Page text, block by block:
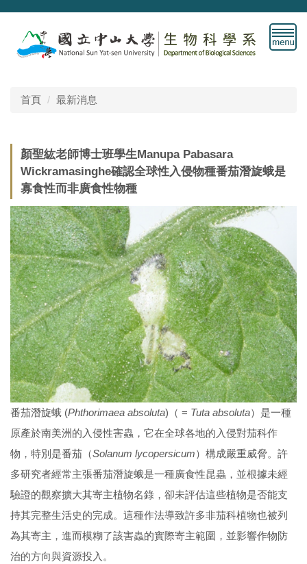
跳
首頁 最新消息
顏聖紘老師博士班學生Manupa Pabasara
Wickramasinghe確認全球性入侵物種番茄潛旋蛾是
寡食性而非廣食性物種
番茄潛旋蛾 (Phthorimaea absoluta)（ = Tuta absoluta）是一種
原產於南美洲的入侵性害蟲，它在全球各地的入侵對茄科作
物，特別是番茄（Solanum lycopersicum）構成嚴重威脅。許
多研究者經常主張番茄潛旋蛾是一種廣食性昆蟲，並根據未經
驗證的觀察擴大其寄主植物名錄，卻未評估這些植物是否能支
持其完整生活史的完成。這種作法導致許多非茄科植物也被列
為其寄主，進而模糊了該害蟲的實際寄主範圍，並影響作物防
治的方向與資源投入。